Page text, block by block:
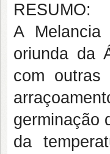
RESUMO:
A Melancia
oriunda da
com
germinação
da